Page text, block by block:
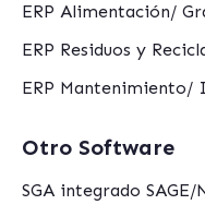
ERP Alimentación/
ERP Residuos y
ERP Mantenimiento/
Otro Software
SGA integrado SAGE/